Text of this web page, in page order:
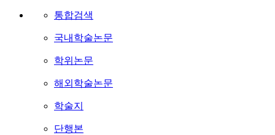
통합검색
국내학술논문
학위논문
해외학술논문
학술지
단행본